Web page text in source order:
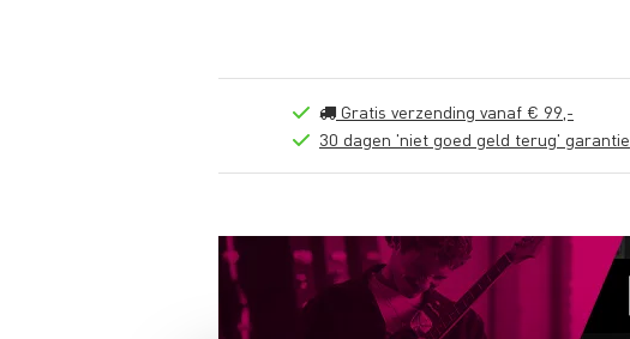
Gratis verzending vanaf € 99,-
30 dagen 'niet goed geld terug' garantie